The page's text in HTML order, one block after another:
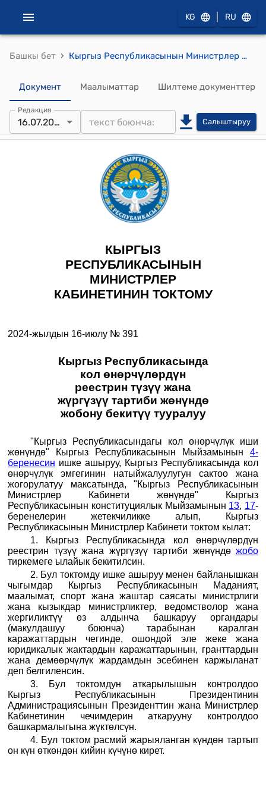
KG RU
Башкы бет › Кыргыз Республикасынын Министрлер Кабинетинин 2024-жылдын 16-июлундагы № 391 "Кыргыз Республикасында кол өнөрчүлөрдүн реестрин түзүү жана жүргүзүү тартиби жөнүндө жобону бекитүү тууралуу" токтому
Документ Маалыматтар Шилтеме документтер
Редакция
16.07.2024 Салыштыруу